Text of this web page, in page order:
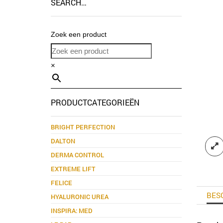
SEARCH…
Zoek een product
×
PRODUCTCATEGORIEËN
BRIGHT PERFECTION
DALTON
DERMA CONTROL
EXTREME LIFT
FELICE
HYALURONIC UREA
INSPIRA: MED